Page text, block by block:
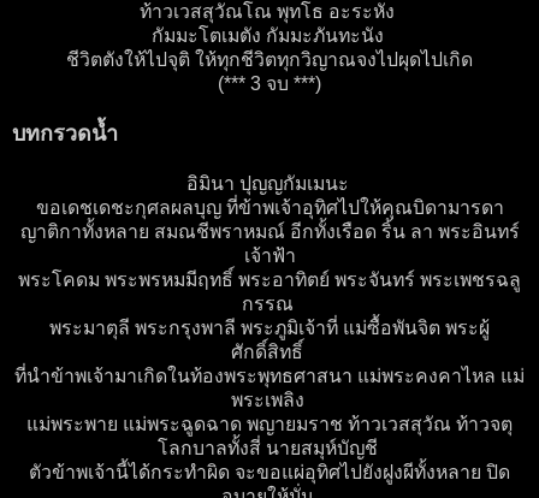
ท้าวเวสสุวัณโณ พุทโธ อะระหัง
กัมมะโตเมตัง กัมมะภันทะนัง
ชีวิตตังให้ไปจุติ ให้ทุกชีวิตทุกวิญาณจงไปผุดไปเกิด
(*** 3 จบ ***)
บทกรวดน้ำ
อิมินา ปุญญกัมเมนะ
ขอเดชเดชะกุศลผลบุญ ที่ข้าพเจ้าอุทิศไปให้คุณบิดามารดา
ญาติกาทั้งหลาย สมณชีพราหมณ์ อีกทั้งเรือด ริ้น ลา พระอินทร์
เจ้าฟ้า
พระโคดม พระพรหมมีฤทธิ์ พระอาทิตย์ พระจันทร์ พระเพชรฉลู
กรรณ
พระมาตุลี พระกรุงพาลี พระภูมิเจ้าที่ แม่ซื้อพันจิต พระผู้
ศักดิ์สิทธิ์
ที่นำข้าพเจ้ามาเกิดในท้องพระพุทธศาสนา แม่พระคงคาไหล แม่
พระเพลิง
แม่พระพาย แม่พระฉูดฉาด พญายมราช ท้าวเวสสุวัณ ท้าวจตุ
โลกบาลทั้งสี่ นายสมุห์บัญชี
ตัวข้าพเจ้านี้ได้กระทำผิด จะขอแผ่อุทิศไปยังฝูงผีทั้งหลาย ปิด